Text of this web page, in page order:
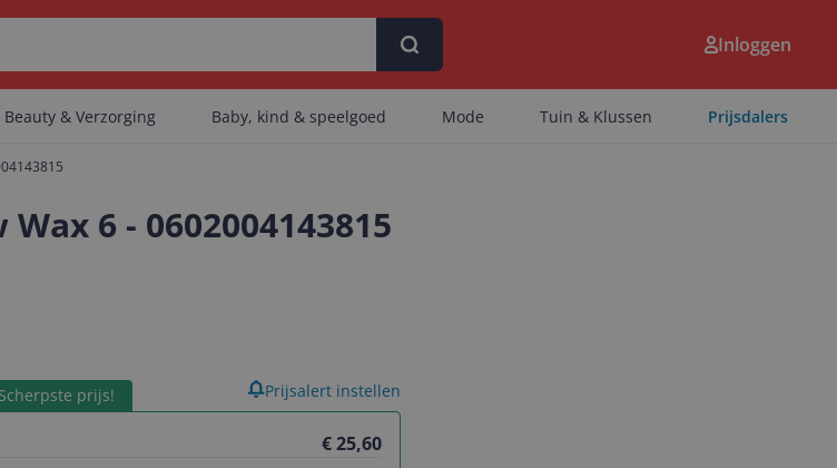
artikelen gevonden.
Inloggen
Beauty & Verzorging Baby, kind & speelgoed Mode Tuin & Klussen Prijsdalers
6 - 0602004143815
prijs!
€ 25,60
Prijsalert instellen